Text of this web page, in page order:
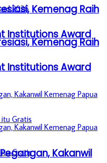
Kemenag Raih
Institutions Award
Kakanwil
Kemenag Raih
Institutions Award